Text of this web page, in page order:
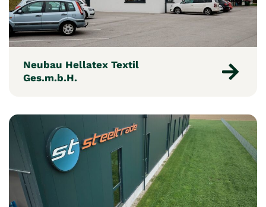
Neubau Hellatex Textil
Ges.m.b.H.